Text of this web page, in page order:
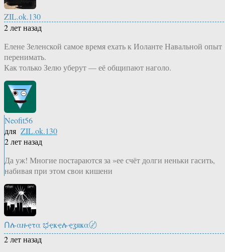
ZIL.ok.130
2 лет назад
Елене Зеленской самое время ехать к Иоланте Навальной опыт
перенимать.
Как только Зелю уберут — её общипают наголо.
Neofit56
для ZIL.ok.130
2 лет назад
Да уж! Многие постараются за »ее счёт долги неньки гасить,
набивая при этом свои кишени
Ոሉαዙҿτα ಭҿҝҿሉҿʓяҝα〄
2 лет назад